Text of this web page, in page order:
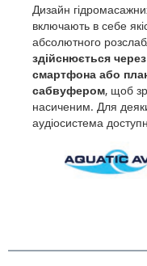
Дизайн
включають в себе
абсолютного
здійснюється
смартфона або
сабвуфером, щоб
насиченим. Для
аудіосистема